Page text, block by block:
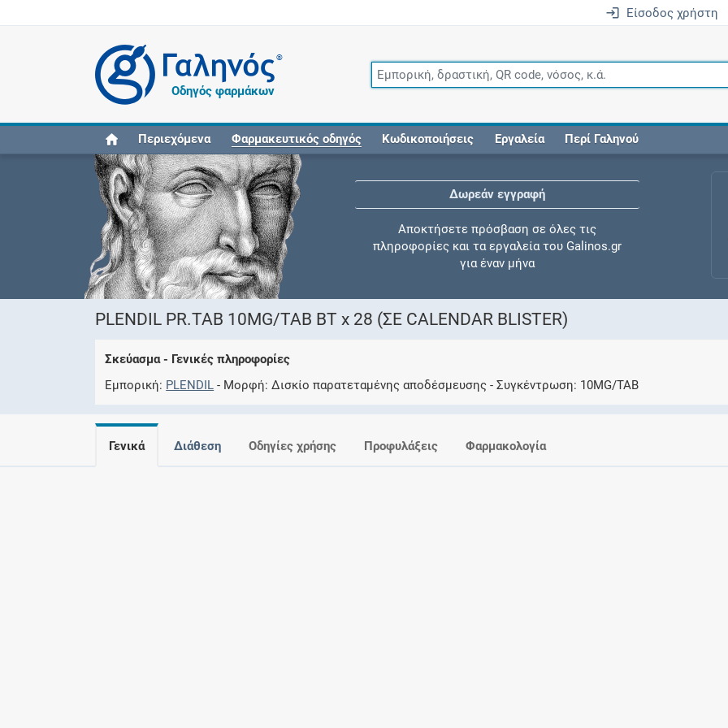
Είσοδος χρήστη
®
Οδηγός φαρμάκων
Περιεχόμενα Φαρμακευτικός οδηγός Κωδικοποιήσεις Εργαλεία Περί Γαληνού
Δωρεάν εγγραφή
Αποκτήσετε πρόσβαση σε όλες τις
πληροφορίες και τα εργαλεία του Galinos.gr
για έναν μήνα
Ελέγξτε την αγωγή σας για αντενδείξεις και
PLENDIL PR.TAB 10MG/TAB ΒΤ x 28 (ΣΕ CALENDAR BLISTER)
Σκεύασμα - Γενικές πληροφορίες
Εμπορική PLENDIL Μορφή Δισκίο παρατεταμένης αποδέσμευσης Συγκέντρωση 10MG/TAB
Γενικά Διάθεση Οδηγίες χρήσης Προφυλάξεις Φαρμακολογία